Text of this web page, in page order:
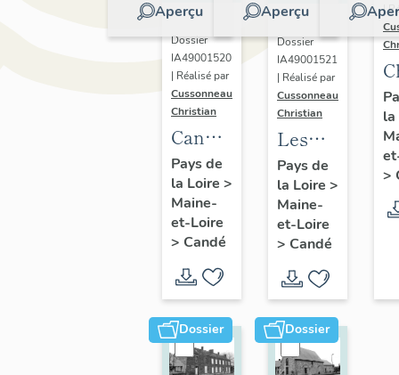
Aperçu
Dossier
IA49001520
| Réalisé par
Cussonneau
Christian
Candé
:
présentation
de la
commune
Pays de
la Loire >
Maine-
et-Loire
> Candé
Aperçu
Dossier
IA49001521
| Réalisé par
Cussonneau
Christian
Les
moulins
de
Candé
Pays de
la Loire >
Maine-
et-Loire
> Candé
|
2
>
Dossier Dossier